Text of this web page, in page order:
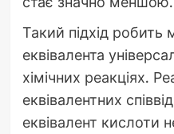
Такий підхід
еквівалента
хімічних реакціях.
еквівалентних
еквівалент кислоти